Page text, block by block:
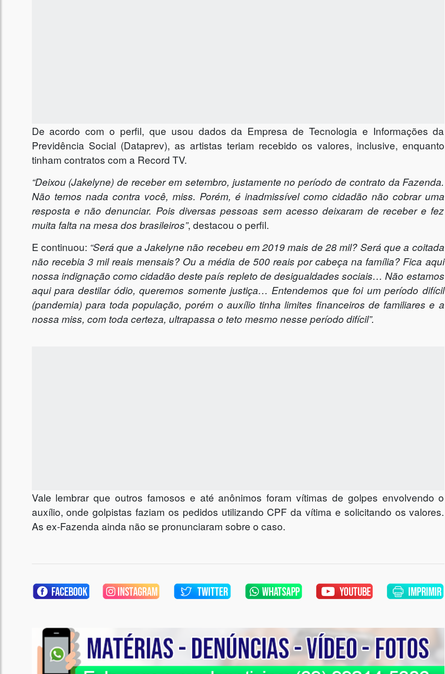
De acordo com o perfil, que usou dados da Empresa de Tecnologia e Informações da
Previdência Social (Dataprev), as artistas teriam recebido os valores, inclusive, enquanto
tinham contratos com a Record TV.
“Deixou (Jakelyne) de receber em setembro, justamente no período de contrato da Fazenda.
Não temos nada contra você, miss. Porém, é inadmissível como cidadão não cobrar uma
resposta e não denunciar. Pois diversas pessoas sem acesso deixaram de receber e fez
muita falta na mesa dos brasileiros”, destacou o perfil.
E continuou: “Será que a Jakelyne não recebeu em 2019 mais de 28 mil? Será que a coitada
não recebia 3 mil reais mensais? Ou a média de 500 reais por cabeça na família? Fica aqui
nossa indignação como cidadão deste país repleto de desigualdades sociais… Não estamos
aqui para destilar ódio, queremos somente justiça… Entendemos que foi um período difícil
(pandemia) para toda população, porém o auxílio tinha limites financeiros de familiares e a
nossa miss, com toda certeza, ultrapassa o teto mesmo nesse período difícil”.
Vale lembrar que outros famosos e até anônimos foram vítimas de golpes envolvendo o
auxílio, onde golpistas faziam os pedidos utilizando CPF da vítima e solicitando os valores.
As ex-Fazenda ainda não se pronunciaram sobre o caso.